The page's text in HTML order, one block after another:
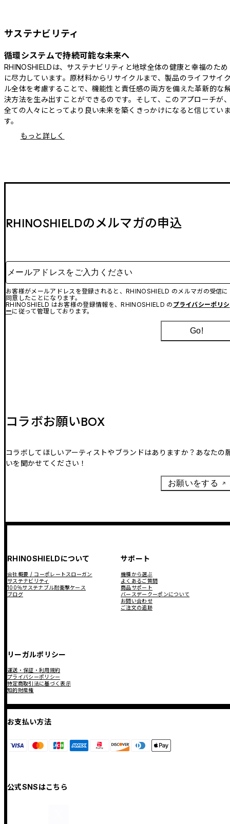
サステナビリティ
循環システムで持続可能な未来へ
RHINOSHIELDは、サステナビリティと地球全体の健康と幸福のため
に尽力しています。原材料からリサイクルまで、製品のライフサイ
ル全体を考慮することで、機能性と責任感の両方を備えた革新的な
決方法を生み出すことができるのです。そして、このアプローチが
全ての人々にとってより良い未来を築くきっかけになると信じてい
す。
もっと詳しく
RHINOSHIELDのメルマガの申込
メールアドレスをご入力ください
お客様がメールアドレスを登録されると、RHINOSHIELD のメルマガの受信に
同意したことになります。
RHINOSHIELD はお客様の登録情報を、RHINOSHIELD の プライバシーポリシ
ーに従って管理しております。
Go!
コラボお願いBOX
コラボしてほしいアーティストやブランドはありますか？あなたの
いを聞かせてください！
お願いをする
RHINOSHIELDについて
会社概要 / コーポレートスローガン
サステナビリティ
100％サステナブル耐衝撃ケース
ブログ
サポート
機種から選ぶ
よくあるご質問
商品サポート
バースデークーポンについて
お問い合わせ
ご注文の追跡
リーガルポリシー
運送・保証・利用規約
プライバシーポリシー
特定商取引法に基づく表示
知的財産権
お支払い方法
公式SNSはこちら